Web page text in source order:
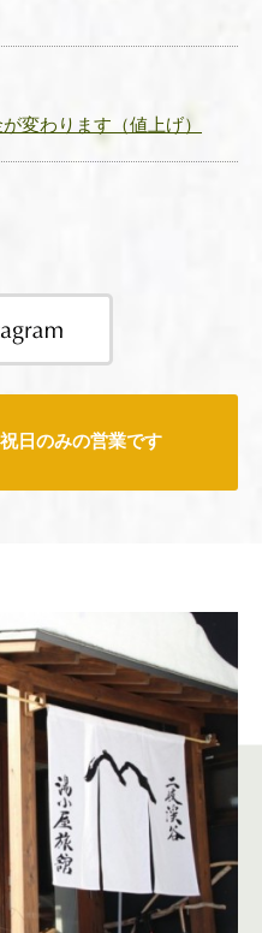
変わります（値上げ）
日のみの営業です